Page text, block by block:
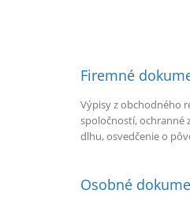
Firemné
Výpisy z obchodného
spoločností, ochranné
dlhu, osvedčenie o
Osobné